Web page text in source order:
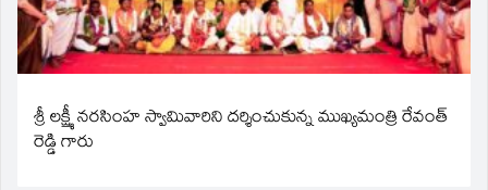
శ్రీ లక్ష్మీ నరసింహ స్వామివారిని దర్శించుకున్న ముఖ్యమంత్రి రేవంత్
రెడ్డి గారు